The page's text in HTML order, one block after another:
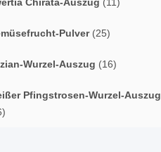
Pulver(25)
Wurzel-Auszug (16)
Pfingstrosen-Wurzel-Auszug